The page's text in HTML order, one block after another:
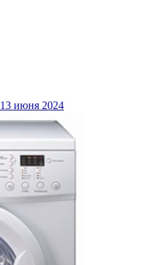
13 июня 2024